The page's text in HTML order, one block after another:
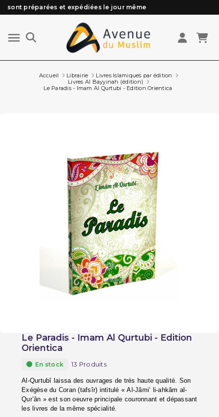
Besoin d'aide ? Retrouvez notre FAQ
Livraison offerte à partir de 89€ d'achat*
Les Commandes passées avant 15h (lun au Vend)
Accueil Librairie
Livres Islamiques par édition
Livres Al Bayyinah (édition)
Le Paradis - Imam Al Qurtubi - Edition Orientica
Le Paradis - Imam Al Qurtubi - Edition
Orientica
En stock 13 Produits
Al-Qurtubî laissa des ouvrages de très haute qualité. Son
Exégèse du Coran (tafsîr) intitulé « Al-Jâmi‘ li-ahkâm al-
Qur’ân » est son oeuvre principale couronnant et dépassant
les livres de la même spécialité.